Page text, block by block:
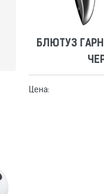
БЛЮТУЗ
Цена: